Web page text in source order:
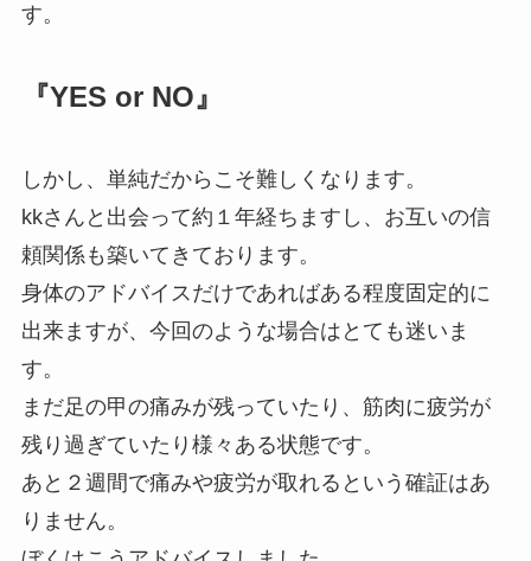
す。
『YES or NO』
しかし、単純だからこそ難しくなります。
kkさんと出会って約１年経ちますし、お互いの信
頼関係も築いてきております。
身体のアドバイスだけであればある程度固定的に
出来ますが、今回のような場合はとても迷いま
す。
まだ足の甲の痛みが残っていたり、筋肉に疲労が
残り過ぎていたり様々ある状態です。
あと２週間で痛みや疲労が取れるという確証はあ
りません。